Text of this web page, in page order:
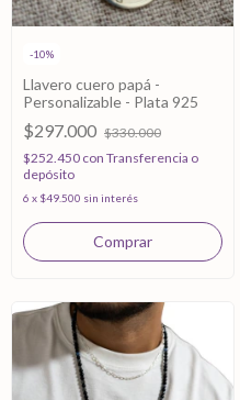
-10%
Llavero cuero papá -
Personalizable - Plata 925
$297.000 $330.000
$252.450 con Transferencia o
depósito
6 x $49.500 sin interés